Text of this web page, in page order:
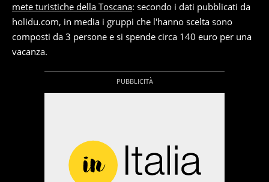
mete turistiche della Toscana: secondo i dati pubblicati da
holidu.com, in media i gruppi che l'hanno scelta sono
composti da 3 persone e si spende circa 140 euro per una
vacanza.